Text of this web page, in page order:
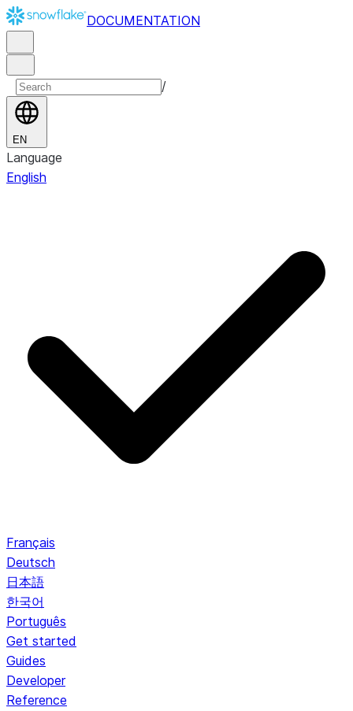
DOCUMENTATION
/
EN
Language
English
Français
Deutsch
日本語
한국어
Português
Get started
Guides
Developer
Reference